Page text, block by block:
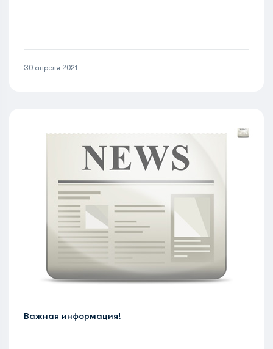
30 апреля 2021
Важная информация!